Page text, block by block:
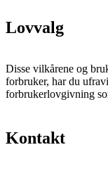
Lovvalg
Disse vilkårene og
forbruker, har du
forbrukerlovgivning
Kontakt